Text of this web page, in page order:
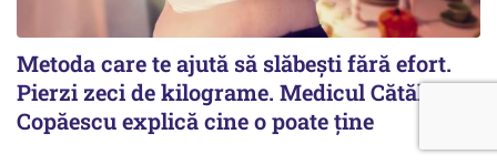
Metoda care te ajută să slăbești fără efort.
Pierzi zeci de kilograme. Medicul Cătălin
Copăescu explică cine o poate ține